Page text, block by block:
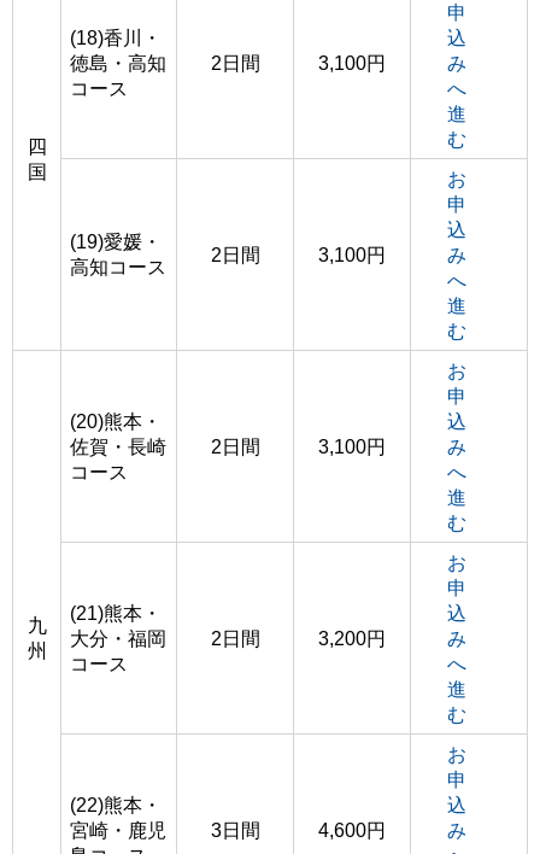
四
国
(18)香川・
徳島・高知
コース
2日間 3,100円
申
込
み
へ
進
む
(19)愛媛・
高知コース
2日間 3,100円
お
申
込
み
へ
進
む
九
州
(20)熊本・
佐賀・長崎
コース
2日間 3,100円
お
申
込
み
へ
進
む
(21)熊本・
大分・福岡
コース
2日間 3,200円
お
申
込
み
へ
進
む
(22)熊本・
宮崎・鹿児
3日間 4,600円
お
申
込
み